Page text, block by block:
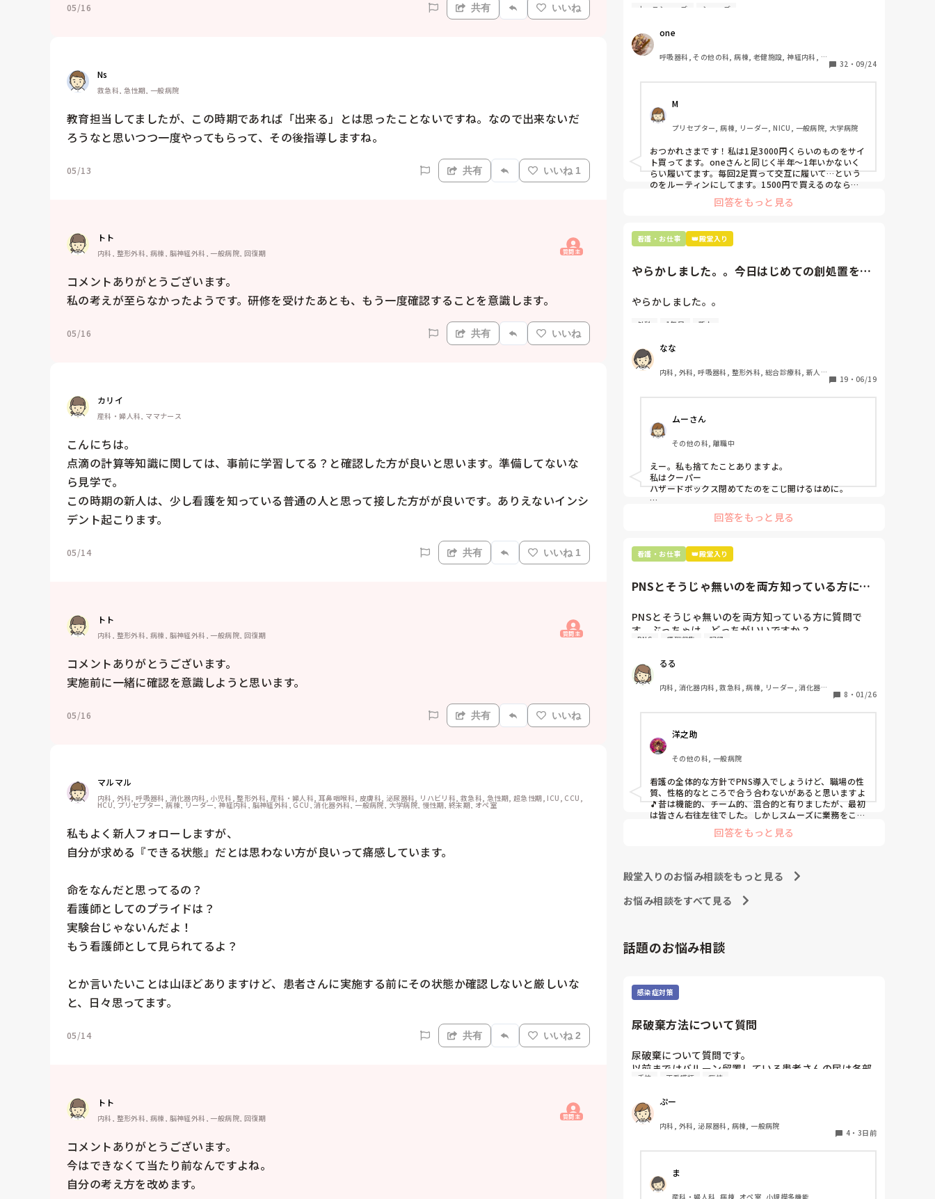
05/16 共有 いいね
Ns
救急科, 急性期, 一般病院
教育担当してましたが、この時期であれば「出来る」とは思ったことないですね。なので出来ないだ
ろうなと思いつつ一度やってもらって、その後指導しますね。
05/13 共有 いいね 1
トト
内科, 整形外科, 病棟, 脳神経外科, 一般病院, 回復期 質問主
コメントありがとうございます。
私の考えが至らなかったようです。研修を受けたあとも、もう一度確認することを意識します。
05/16 共有 いいね
カリイ
産科・婦人科, ママナース
こんにちは。
点滴の計算等知識に関しては、事前に学習してる？と確認した方が良いと思います。準備してないな
ら見学で。
この時期の新人は、少し看護を知っている普通の人と思って接した方がが良いです。ありえないインシ
デント起こります。
05/14 共有 いいね 1
トト
内科, 整形外科, 病棟, 脳神経外科, 一般病院, 回復期 質問主
コメントありがとうございます。
実施前に一緒に確認を意識しようと思います。
05/16 共有 いいね
マルマル
内科, 外科, 呼吸器科, 消化器内科, 小児科, 整形外科, 産科・婦人科, 耳鼻咽喉科, 皮膚科, 泌尿器科, リハビリ科, 救急科, 急性期, 超急性期, ICU, CCU,
HCU, プリセプター, 病棟, リーダー, 神経内科, 脳神経外科, GCU, 消化器外科, 一般病院, 大学病院, 慢性期, 終末期, オペ室
私もよく新人フォローしますが、
自分が求める『できる状態』だとは思わない方が良いって痛感しています。
命をなんだと思ってるの？
看護師としてのプライドは？
実験台じゃないんだよ！
もう看護師として見られてるよ？
とか言いたいことは山ほどありますけど、患者さんに実施する前にその状態か確認しないと厳しいな
と、日々思ってます。
05/14 共有 いいね 2
トト
内科, 整形外科, 病棟, 脳神経外科, 一般病院, 回復期 質問主
コメントありがとうございます。
今はできなくて当たり前なんですよね。
自分の考え方を改めます。
自費購入するナースシューズ(職場で使用してる靴)っ
ますか？
わたしの職場の指定は「白のスニーカー」。
すぐに汚くなるので1,500円は絶対に超えたくない思
た時に買って半年〜1年未満で交換しています。
職場の人が「ナースシューズに3000円以上は出せな
い」って言ってて、わたしの倍額は出せるのか！とび
っくりしたので、世の皆さんはどうなのかなと…🤔
ナースシューズ シューズ
one
呼吸器科, その他の科, 病棟, 老健施設, 神経内科, 一
32 ・ 09/24
M
プリセプター, 病棟, リーダー, NICU, 一般病院, 大学病院
おつかれさまです！私は1足3000円くらいのものをサイ
ト買ってます。oneさんと同じく半年〜1年いかないく
らい履いてます。毎回2足買って交互に履いて…という
のをルーティンにしてます。1500円で買えるのなら私
も絶対そっちにしてると思うので良い買い物されてて羨
ましいです！(笑)回答をもっと見る
看護・お仕事 👑殿堂入り
やらかしました。。今日はじめての創処置をし
やらかしました。。
今日はじめての創処置をしました。
ゴミと一緒に、ノリで鑷子達を捨てました。。
患者に使用した物品は使い捨て、という認識が頭の中
にあって…。
「普通鑷子捨てる！？明らかに使い捨てて良いような
安物じゃないよね？」
「そんなミスした新人、あなたが初めてだよ」
と言われました。。
たしかに、よくよく考えてみれば
手術室で使った物品も全部滅菌して使いまわすし、
滅菌の種類とかも学校で習ったはずなのに
なんで頭回らなかったんだろう😭
市長さんは、
患者さんに迷惑かけたわけじゃないから大丈夫、
と慰めてくれましたが、、
自分が情けなくて情けなくて😭
こんなバカな私をせめて笑い飛ばしてください笑
外科 1年目 新人
なな
内科, 外科, 呼吸器科, 整形外科, 総合診療科, 新人ナ
19 ・ 06/19
ムーさん
その他の科, 離職中
えー。私も捨てたことありますよ。
私はクーパー
ハザードボックス閉めてたのをこじ開けるはめに。
これは私じゃないけど、患者さんのガラケーを洗濯もの
と一緒に出しちゃったり。(これは問題か💦)
回答をもっと見る
看護・お仕事 👑殿堂入り
PNSとそうじゃ無いのを両方知っている方に質
PNSとそうじゃ無いのを両方知っている方に質問で
す。ぶっちゃけ、どっちがいいですか？
その後、PNSを廃止しました。
私は、そのPNSを廃止した病棟からまだPNSをやって
いる病棟に9月に異動してきました。
ぶっちゃけ、新人のレベルにかなりの差が出ているな
色々な病棟に入院したことのある患者さんも、「(私が
異動する前の病棟の方が)新人が患者から見てもよく動
けてたよ」と言っていました。
現病棟はPNSだけれども、結局は忙しくて、新人の面
倒を見てられず、清潔ケアや単純に点滴を繋げてくる
など、簡単な仕事しか新人にさせていませんでした。
PNSを廃止した病棟では、イベントは必ずと言ってい
いほど新人に担当させて、指導者やリーダーが責任持
って指導することで、新人ができることがどんどん増
患者14人とか受け持つことも当たり前な感じです。
朝の情報収集にも時間がかかり、結果、患者のことが
わからないという状況になります。新人も放置される
をした事がなく、やり方がわからない新人さんが、先
言われていて、そんな無茶な…と思いました。
新人さんが可愛そう、と感じることもある反面、ペア
びり記録していて、「(処置を)やったことあるの？無
けても、「記録終わってないんで」と。。。
早く色々覚えたい！という、意欲があまり感じられ
ず…これはPNS云々よりも、その新人の性格かな？と
た。。。時代柄でしょうか？？
私はどちらかといえば、PNSは好きじゃありません。
でもPNSでやれというからには、もっと業務量に見合
PNSもそうじゃないのも経験している方は、どちらの
PNS 情報収集 記録
るる
内科, 消化器内科, 救急科, 病棟, リーダー, 消化器外
8 ・ 01/26
洋之助
その他の科, 一般病院
看護の全体的な方針でPNS導入でしょうけど、職場の性
質、性格的なところで合う合わないがあると思いますよ
🎵昔は機能的、チーム的、混合的と有りましたが、最初
は皆さん右往左往でした。しかしスムーズに業務をこな
してましたよ。勿論、指導する事も😉🆗✨でしたよ🎵ど
うしてもPNSの導入なら皆さんと意見交換を行うべきと
に業務をこなしている人もいます。意欲的でない新人も
昔からいますのでね🎵とどのつまり看護師が自分の仕事
で、昔は良かったよしか言えませんが、今と比べると個
タに出来るでしょうか⁉️物事の良し悪しの批判は簡単で
抱えるのは到底ムリですね🎵ならば皆で抱えましょうね
🎵僕の持論ですけど、頑張って👊😆🎵
回答をもっと見る
殿堂入りのお悩み相談をもっと見る
お悩み相談をすべて見る
話題のお悩み相談
感染症対策
尿破棄方法について質問
尿破棄について質問です。
以前まではバルーン留置している患者さんの尿は各部
屋のトイレに破棄する形でしたが、感染予防上汚物処
らその尿はすぐに汚物処理室に持っていくという非効
率な方法になってます。尿破棄人数は10人近くになる
ので病室と汚物処理室を10往復する形に。結果尿破棄
に時間がかかってます。
ん分セットしワゴン下段に乗せて破棄していき最後ま
とめて汚物処理室で破棄してたのでその方法はダメな
手技 正看護師 病棟
ぷー
内科, 外科, 泌尿器科, 病棟, 一般病院
4 ・ 3日前
ま
産科・婦人科, 病棟, オペ室, 小規模多機能